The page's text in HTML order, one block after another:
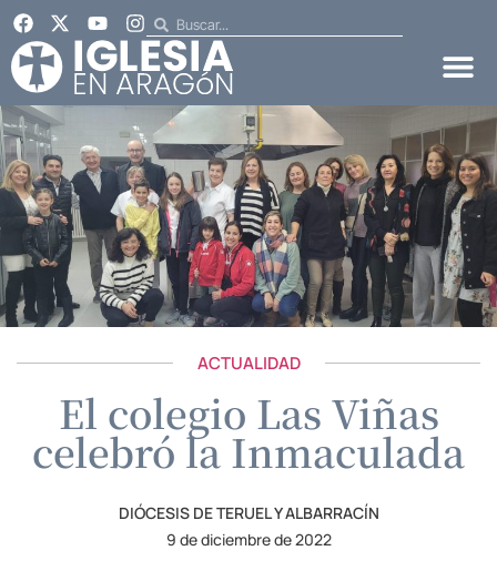
ACTUALIDAD
El colegio Las Viñas
celebró la Inmaculada
DIÓCESIS DE TERUEL Y ALBARRACÍN
9 de diciembre de 2022